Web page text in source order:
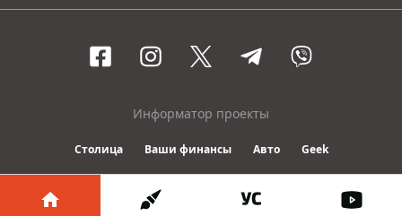
Информатор проекты
Столица Ваши финансы Авто Geek
© 2016-2026 Informator